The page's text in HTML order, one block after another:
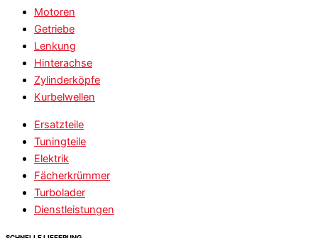
Motoren
Getriebe
Lenkung
Hinterachse
Zylinderköpfe
Kurbelwellen
Ersatzteile
Tuningteile
Elektrik
Fächerkrümmer
Turbolader
Dienstleistungen